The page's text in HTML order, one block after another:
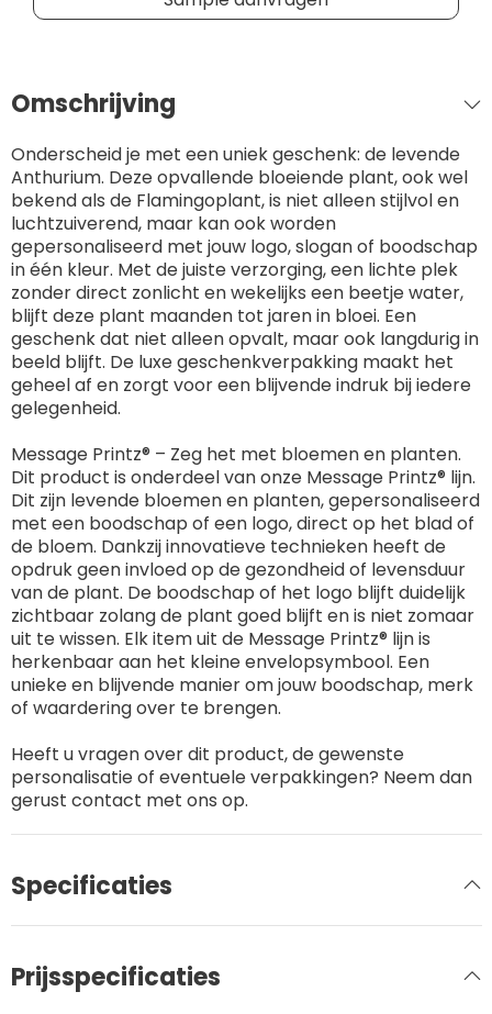
Omschrijving
Onderscheid je met een uniek geschenk: de levende
Anthurium. Deze opvallende bloeiende plant, ook wel
bekend als de Flamingoplant, is niet alleen stijlvol en
luchtzuiverend, maar kan ook worden
gepersonaliseerd met jouw logo, slogan of boodschap
in één kleur. Met de juiste verzorging, een lichte plek
zonder direct zonlicht en wekelijks een beetje water,
blijft deze plant maanden tot jaren in bloei. Een
geschenk dat niet alleen opvalt, maar ook langdurig in
beeld blijft. De luxe geschenkverpakking maakt het
geheel af en zorgt voor een blijvende indruk bij iedere
gelegenheid.
Message Printz® – Zeg het met bloemen en planten.
Dit product is onderdeel van onze Message Printz® lijn.
Dit zijn levende bloemen en planten, gepersonaliseerd
met een boodschap of een logo, direct op het blad of
de bloem. Dankzij innovatieve technieken heeft de
opdruk geen invloed op de gezondheid of levensduur
van de plant. De boodschap of het logo blijft duidelijk
zichtbaar zolang de plant goed blijft en is niet zomaar
uit te wissen. Elk item uit de Message Printz® lijn is
herkenbaar aan het kleine envelopsymbool. Een
unieke en blijvende manier om jouw boodschap, merk
of waardering over te brengen.
Heeft u vragen over dit product, de gewenste
personalisatie of eventuele verpakkingen? Neem dan
gerust contact met ons op.
Specificaties
Prijsspecificaties